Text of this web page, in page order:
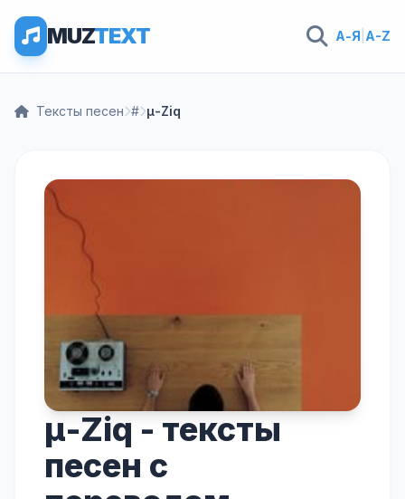
MUZTEXT А-Я A-Z
Тексты песен # μ-Ziq
μ-Ziq - тексты
песен с